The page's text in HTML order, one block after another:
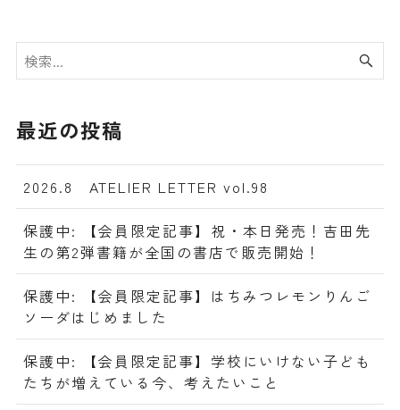
最近の投稿
2026.8 ATELIER LETTER vol.98
保護中: 【会員限定記事】祝・本日発売！吉田先
生の第2弾書籍が全国の書店で販売開始！
保護中: 【会員限定記事】はちみつレモンりんご
ソーダはじめました
保護中: 【会員限定記事】学校にいけない子ども
たちが増えている今、考えたいこと